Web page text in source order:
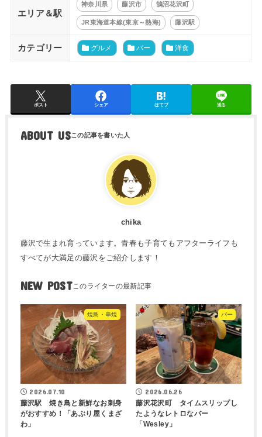
エリア＆駅
神奈川県 藤沢市 鵠沼花沢町
JR東海道本線(東京～熱海) 藤沢駅
カテゴリー グルメ バー 洋食
ポスト シェア はてブ 送る
ABOUT US
chika
藤沢で生まれ育っています。青春も子育てもアフターライフも
すべてが大満足の藤沢をご紹介します！
NEW POST
焼鳥・串焼
2026.07.10
藤沢駅 焼き鳥と新鮮なお刺身
がおすすめ！「あぶり屋くまざ
わ」
バー
2026.06.26
藤沢花沢町 タイムスリップし
たようなレトロなバー
「Wesley」